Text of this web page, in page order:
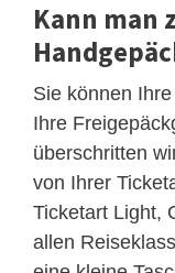
Kann man
Sie können
Ihre
überschritten
von Ihrer
Ticketart Light,
allen